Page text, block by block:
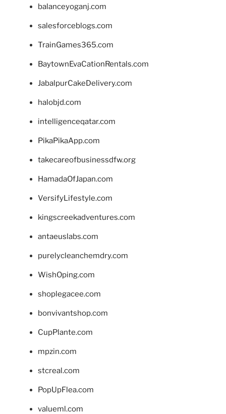
balanceyoganj.com
salesforceblogs.com
TrainGames365.com
BaytownEvaCationRentals.com
JabalpurCakeDelivery.com
halobjd.com
intelligenceqatar.com
PikaPikaApp.com
takecareofbusinessdfw.org
HamadaOfJapan.com
VersifyLifestyle.com
kingscreekadventures.com
antaeuslabs.com
purelycleanchemdry.com
WishOping.com
shoplegacee.com
bonvivantshop.com
CupPlante.com
mpzin.com
stcreal.com
PopUpFlea.com
valueml.com